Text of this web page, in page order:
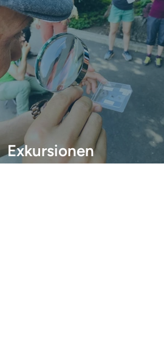
Exkursionen
Stechmücken 2022